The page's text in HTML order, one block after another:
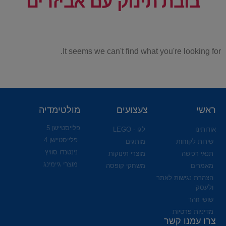
It seems we can't find what you're looking for.
ראשי
אודותינו
שירות לקוחות
תנאי רכישה
מאמרים
הצהרת נגישות לאתר
ולעסק
שושי זוהר
מדיניות פרטיות
צעצועים
לגו - LEGO
מותגים
מוצרי תינוקות
משחקי קופסה
מולטימדיה
פלייסטיישן 5
פלייסטיישן 4
נינטנדו סוויץ
מוצרי גיימינג
צרו עמנו קשר